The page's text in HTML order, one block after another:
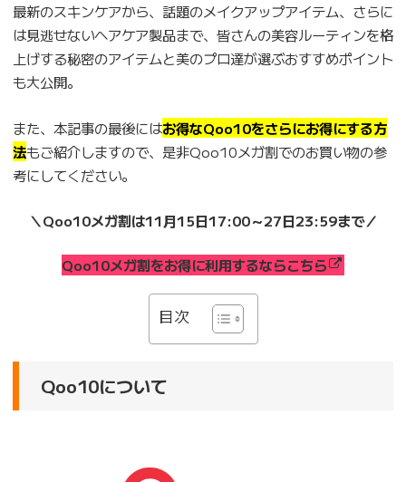
最新のスキンケアから、話題のメイクアップアイテム、さらに
は見逃せないヘアケア製品まで、皆さんの美容ルーティンを格
上げする秘密のアイテムと美のプロ達が選ぶおすすめポイント
も大公開。
また、本記事の最後にはお得なQoo10をさらにお得にする方
法もご紹介しますので、是非Qoo10メガ割でのお買い物の参
考にしてください。
＼Qoo10メガ割は11月15日17:00～27日23:59まで／
Qoo10メガ割をお得に利用するならこちら
目次
Qoo10について